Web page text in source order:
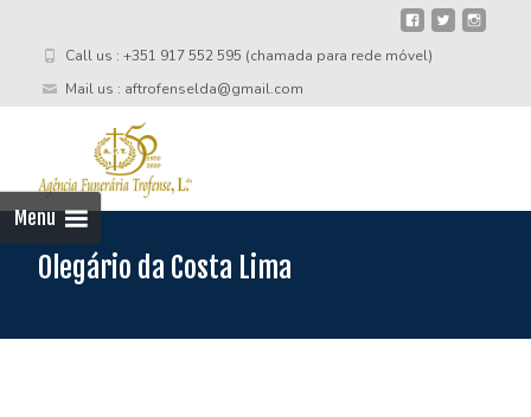
Call us : +351 917 552 595 (chamada para rede móvel)
Mail us : aftrofenselda@gmail.com
Menu
Olegário da Costa Lima